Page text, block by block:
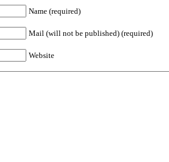
Name (required)
Mail (will not be published) (required)
Website